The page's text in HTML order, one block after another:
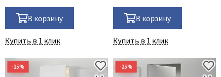
В корзину
Купить в 1 клик
В корзину
Купить в 1 клик